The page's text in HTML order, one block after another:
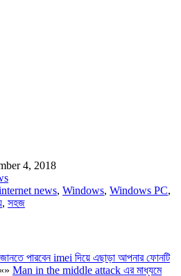
4, 2018
news, Windows, Windows PC,
, সহজ
পারবেন imei দিয়ে এছাড়া আপনার ফোনটি
» Man in the middle attack এর মাধ্যমে